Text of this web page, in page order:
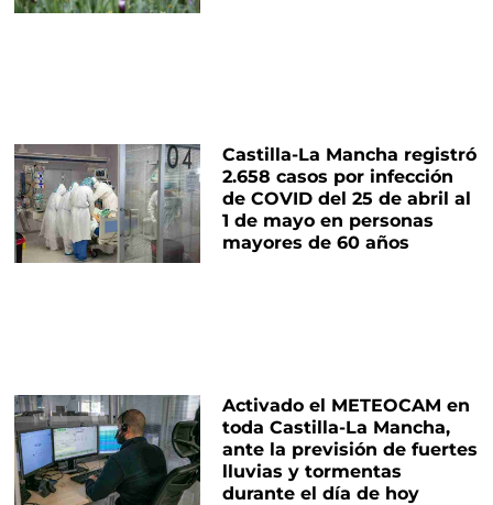
Castilla-La Mancha registró
2.658 casos por infección
de COVID del 25 de abril al
1 de mayo en personas
mayores de 60 años
Activado el METEOCAM en
toda Castilla-La Mancha,
ante la previsión de fuertes
lluvias y tormentas
durante el día de hoy